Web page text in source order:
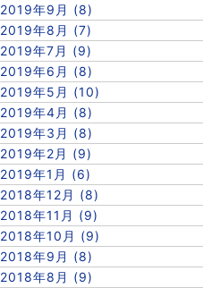
2019年9月 (8)
2019年8月 (7)
2019年7月 (9)
2019年6月 (8)
2019年5月 (10)
2019年4月 (8)
2019年3月 (8)
2019年2月 (9)
2019年1月 (6)
2018年12月 (8)
2018年11月 (9)
2018年10月 (9)
2018年9月 (8)
2018年8月 (9)